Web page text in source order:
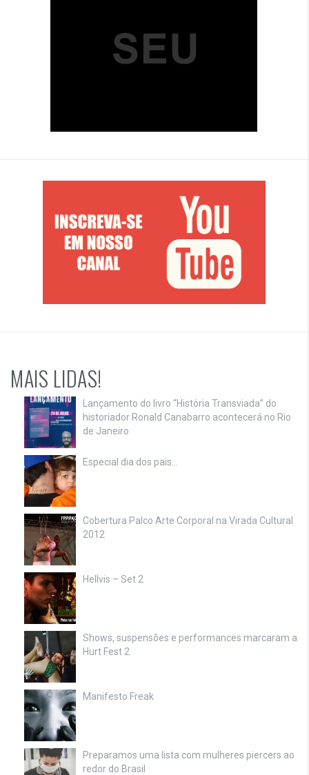
MAIS LIDAS!
Lançamento do livro “História Transviada” do
historiador Ronald Canabarro acontecerá no Rio
de Janeiro
Especial dia dos pais…
Cobertura Palco Arte Corporal na Virada Cultural
2012
Hellvis – Set 2
Shows, suspensões e performances marcaram a
Hurt Fest 2
Manifesto Freak
Preparamos uma lista com mulheres piercers ao
redor do Brasil